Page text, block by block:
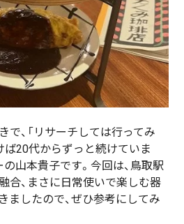
で、「リサーチしては行ってみ
ば20代からずっと続けていま
山本貴子です。今回は、鳥取駅
合、まさに日常使いで楽しむ器
ましたので、ぜひ参考にしてみ